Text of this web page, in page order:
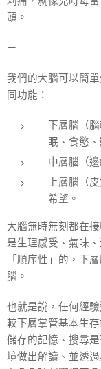
頭。
－
我們的大腦可以簡
同功能：
下層腦（
眠、食慾、
中層腦（
上層腦（
希望。
大腦無時無刻都在
是生理感受、氣味
「順序性」的，下
腦。
也就是說，任何經
較下層掌管基本生
儲存的記憶、搜尋
境做出解讀、並透